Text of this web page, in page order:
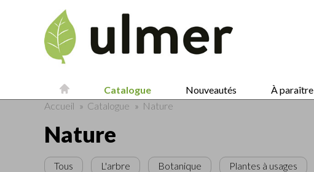
Catalogue Nouveautés À paraître
Accueil » Catalogue » Nature
Nature
Tous L'arbre Botanique Plantes à usages